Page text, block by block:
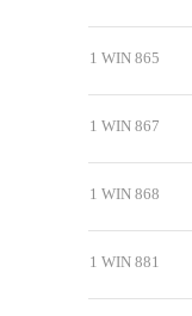
1 WIN 865
1 WIN 867
1 WIN 868
1 WIN 881